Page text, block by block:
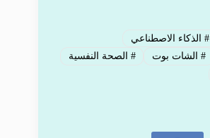
#الذكاء الاصطناعي
#الشات بوت # الصحة النفسية